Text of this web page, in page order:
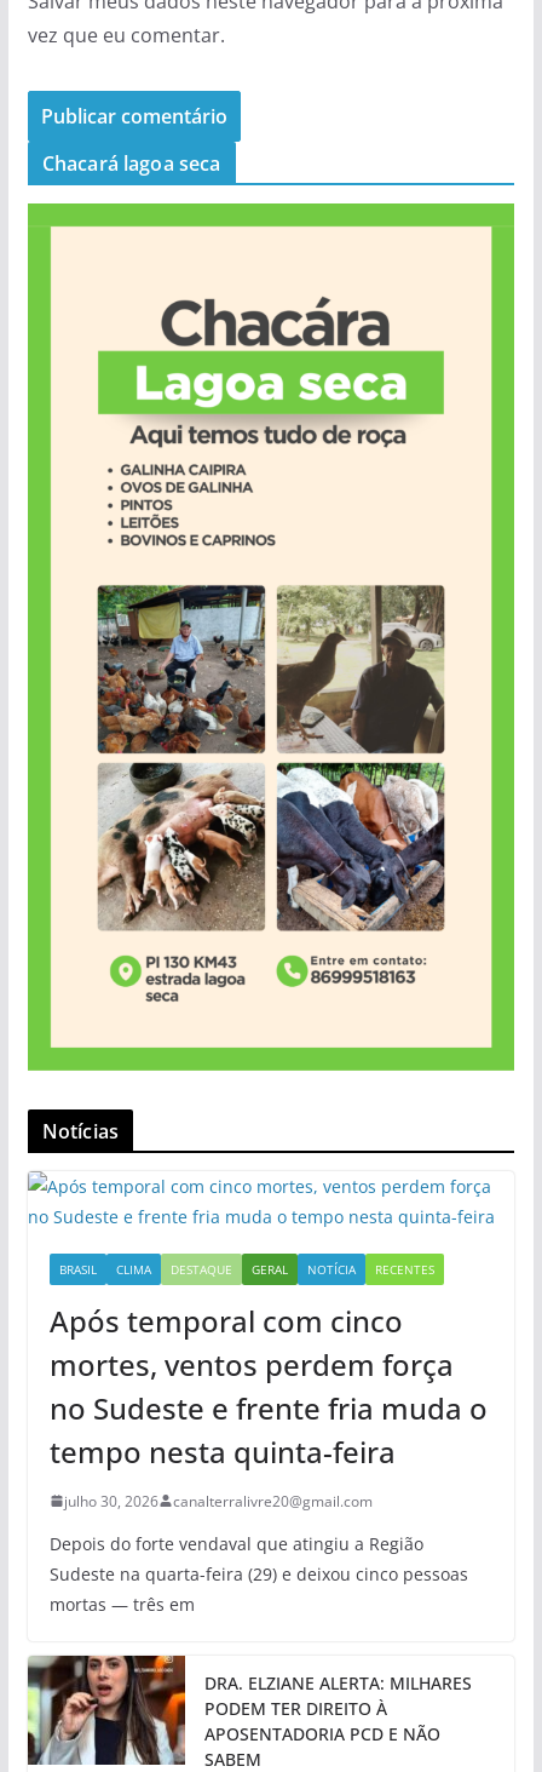
vez que eu comentar.
Chacará lagoa seca
Notícias
BRASIL CLIMA DESTAQUE GERAL NOTÍCIA RECENTES
Após temporal com cinco
mortes, ventos perdem força
no Sudeste e frente fria muda o
tempo nesta quinta-feira
julho 30, 2026 canalterralivre20@gmail.com
Depois do forte vendaval que atingiu a Região
Sudeste na quarta-feira (29) e deixou cinco pessoas
mortas — três em
DRA. ELZIANE ALERTA: MILHARES
PODEM TER DIREITO À
APOSENTADORIA PCD E NÃO
SABEM